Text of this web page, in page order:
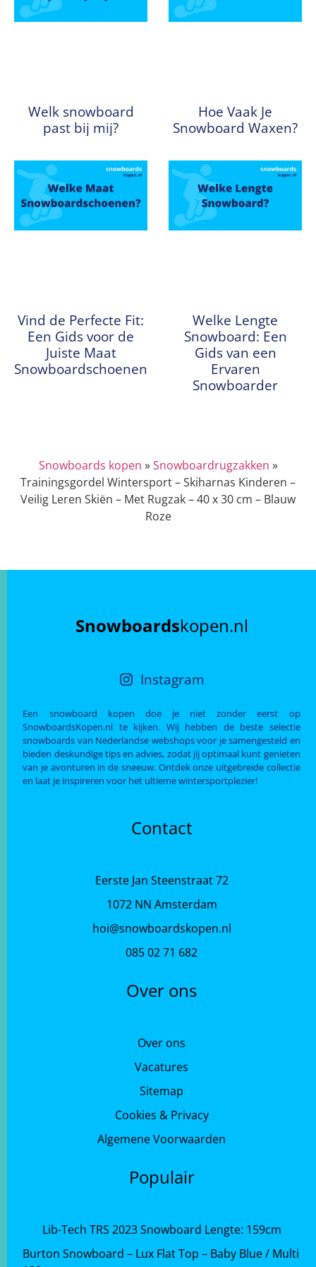
Welk snowboard
past bij mij?
Hoe Vaak Je
Snowboard Waxen?
Vind de Perfecte Fit:
Een Gids voor de
Juiste Maat
Snowboardschoenen
Welke Lengte
Snowboard: Een
Gids van een
Ervaren
Snowboarder
Snowboards kopen »Snowboardrugzakken »
Trainingsgordel Wintersport – Skiharnas Kinderen –
Veilig Leren Skiën – Met Rugzak – 40 x 30 cm – Blauw
Roze
Snowboardskopen.nl
Instagram
Een snowboard kopen doe je niet zonder eerst op
SnowboardsKopen.nl te kijken. Wij hebben de beste selectie
snowboards van Nederlandse webshops voor je samengesteld en
bieden deskundige tips en advies, zodat jij optimaal kunt genieten
van je avonturen in de sneeuw. Ontdek onze uitgebreide collectie
en laat je inspireren voor het ultieme wintersportplezier!
Contact
Eerste Jan Steenstraat 72
1072 NN Amsterdam
hoi@snowboardskopen.nl
085 02 71 682
Over ons
Over ons
Vacatures
Sitemap
Cookies & Privacy
Algemene Voorwaarden
Populair
Lib-Tech TRS 2023 Snowboard Lengte: 159cm
Burton Snowboard – Lux Flat Top – Baby Blue / Multi